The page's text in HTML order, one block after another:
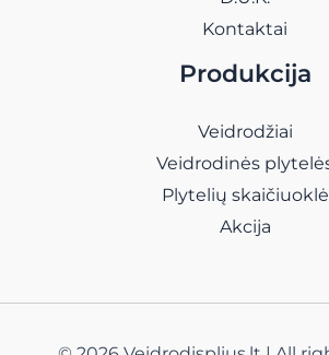
Kontaktai
Produkcija
Veidrodžiai
Veidrodinės
Plytelių skaičiuoklė
Akcija